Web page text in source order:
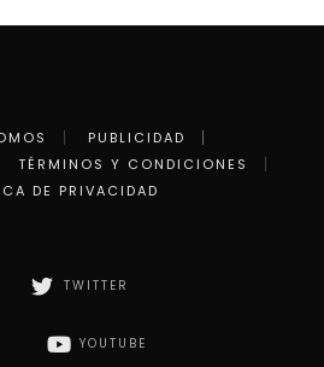
PUBLICIDAD
TÉRMINOS Y CONDICIONES
DE PRIVACIDAD
TWITTER
YOUTUBE